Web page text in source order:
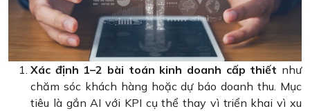
Xác định 1–2 bài toán kinh doanh cấp thiết như
chăm sóc khách hàng hoặc dự báo doanh thu. Mục
tiêu là gắn AI với KPI cụ thể thay vì triển khai vì xu